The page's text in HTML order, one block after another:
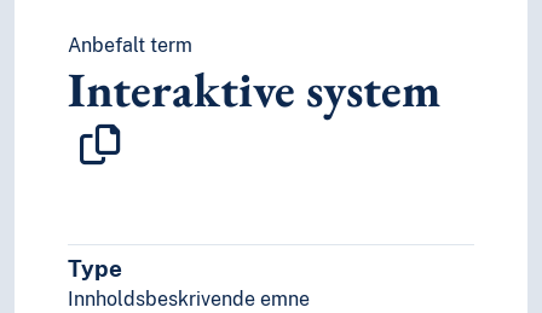
Anbefalt term
Interaktive system
Type
Innholdsbeskrivende emne